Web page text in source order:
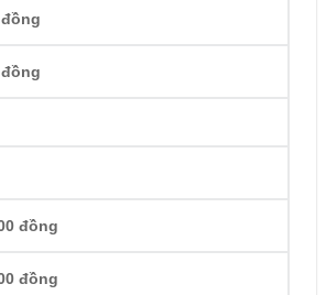
đồng
đồng
đồng
đồng